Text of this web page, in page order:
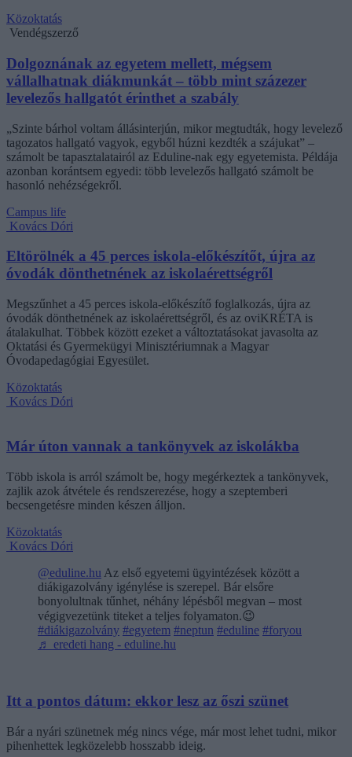
Közoktatás
Vendégszerző
Dolgoznának az egyetem mellett, mégsem
vállalhatnak diákmunkát – több mint százezer
levelezős hallgatót érinthet a szabály
„Szinte bárhol voltam állásinterjún, mikor megtudták, hogy levelező
tagozatos hallgató vagyok, egyből húzni kezdték a szájukat” –
számolt be tapasztalatairól az Eduline-nak egy egyetemista. Példája
azonban korántsem egyedi: több levelezős hallgató számolt be
hasonló nehézségekről.
Campus life
Kovács Dóri
Eltörölnék a 45 perces iskola-előkészítőt, újra az
óvodák dönthetnének az iskolaérettségről
Megszűnhet a 45 perces iskola-előkészítő foglalkozás, újra az
óvodák dönthetnének az iskolaérettségről, és az oviKRÉTA is
átalakulhat. Többek között ezeket a változtatásokat javasolta az
Oktatási és Gyermekügyi Minisztériumnak a Magyar
Óvodapedagógiai Egyesület.
Közoktatás
Kovács Dóri
Már úton vannak a tankönyvek az iskolákba
Több iskola is arról számolt be, hogy megérkeztek a tankönyvek,
zajlik azok átvétele és rendszerezése, hogy a szeptemberi
becsengetésre minden készen álljon.
Közoktatás
Kovács Dóri
@eduline.hu Az első egyetemi ügyintézések között a
diákigazolvány igénylése is szerepel. Bár elsőre
bonyolultnak tűnhet, néhány lépésből megvan – most
végigvezetünk titeket a teljes folyamaton.😉
#diákigazolvány #egyetem #neptun #eduline #foryou
♬ eredeti hang - eduline.hu
Itt a pontos dátum: ekkor lesz az őszi szünet
Bár a nyári szünetnek még nincs vége, már most lehet tudni, mikor
pihenhettek legközelebb hosszabb ideig.